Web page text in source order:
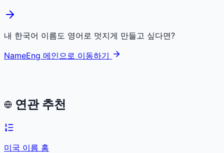
내 한국어 이름도 영어로 멋지게 만들고 싶다면?
NameEng 메인으로 이동하기
연관 추천
미국 이름 홈